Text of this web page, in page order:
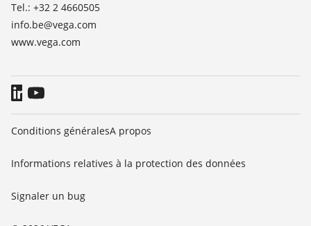
Blog
Tel.: +32 2 4660505
info.be@vega.com
www.vega.com
Conditions généralesA propos
Informations relatives à la protection des données
Signaler un bug